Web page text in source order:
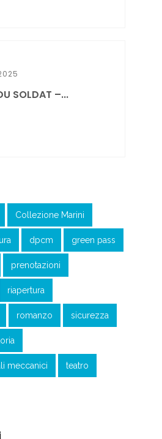
SOLDAT –...
Collezione Marini
dpcm green pass
prenotazioni
riapertura
romanzo sicurezza
meccanici teatro